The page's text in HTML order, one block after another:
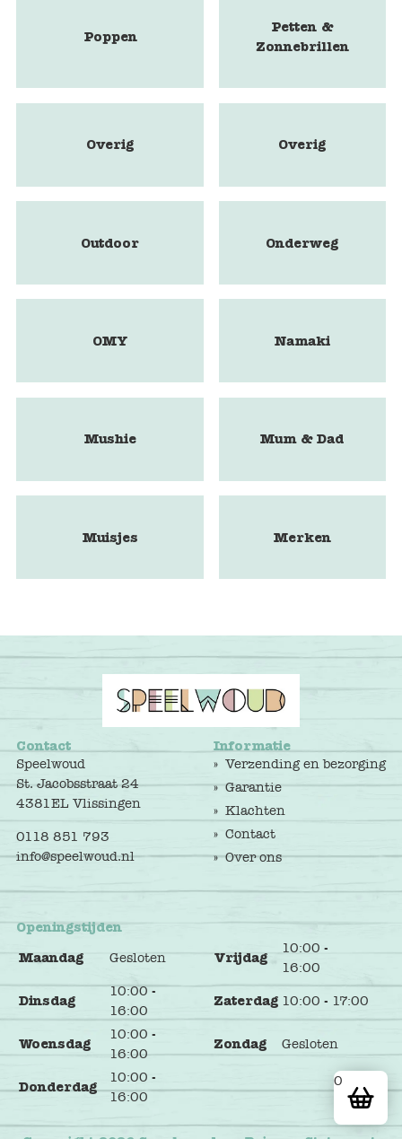
Poppen
Petten &
Zonnebrillen
Overig Overig
Outdoor Onderweg
OMY Namaki
Mushie Mum & Dad
Muisjes Merken
0
Contact
Speelwoud
St. Jacobsstraat 24
4381EL Vlissingen
0118 851 793
info@speelwoud.nl
Informatie
Verzending en bezorging
Garantie
Klachten
Contact
Over ons
Openingstijden
Maandag
Gesloten Vrijdag
10:00 -
16:00
Dinsdag
10:00 -
16:00
Zaterdag 10:00 - 17:00
Woensdag
10:00 -
16:00
Zondag Gesloten
Donderdag
10:00 -
16:00